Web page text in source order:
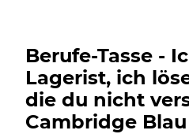
Berufe-Tasse -
Lagerist, ich
die du nicht
Cambridge Blau